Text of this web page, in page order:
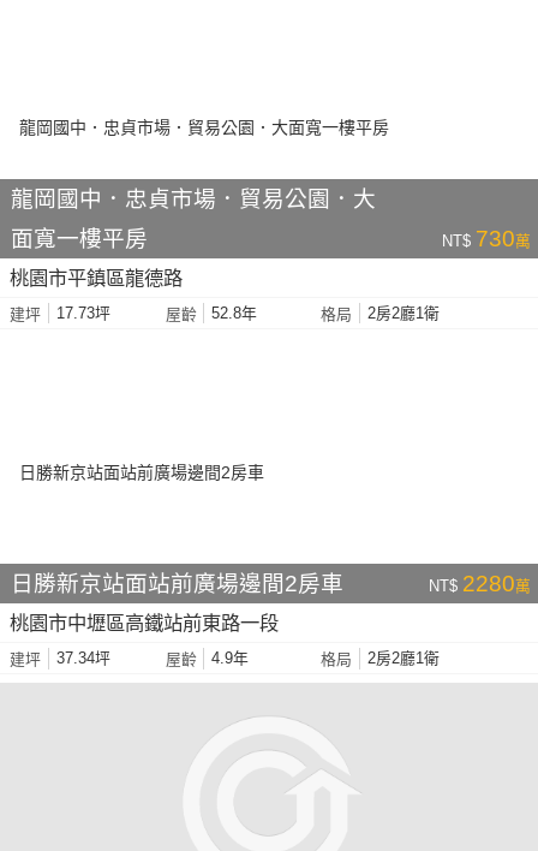
龍岡國中．忠貞市場．貿易公園．大
面寬一樓平房
NT$ 730萬
桃園市平鎮區龍德路
建坪 17.73坪 屋齡 52.8年 格局 2房2廳1衛
日勝新京站面站前廣場邊間2房車 NT$ 2280萬
桃園市中壢區高鐵站前東路一段
建坪 37.34坪 屋齡 4.9年 格局 2房2廳1衛